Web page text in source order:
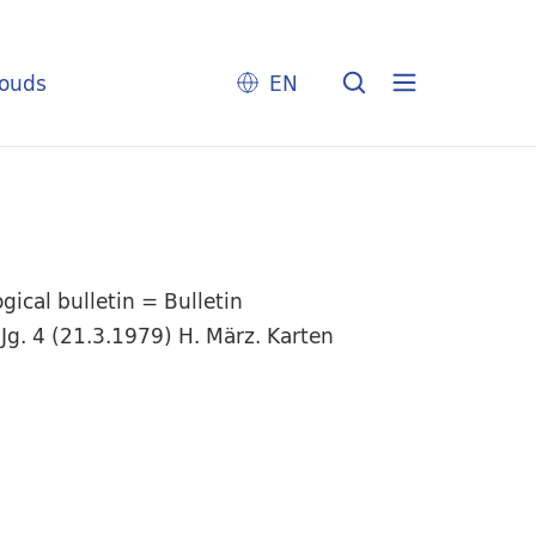
EN
bulletin = Bulletin
4 (21.3.1979) H. März. Karten